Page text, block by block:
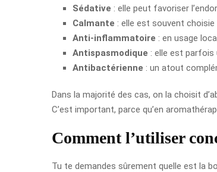
Sédative : elle peut favoriser
Calmante : elle est souvent
Anti-inflammatoire : en usage
Antispasmodique : elle est parfois
Antibactérienne : un atout
Dans la majorité des cas, on la choisit
C’est important, parce qu’en
Comment l’utiliser
Tu te demandes sûrement quelle est la